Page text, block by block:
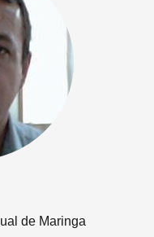
de Maringa